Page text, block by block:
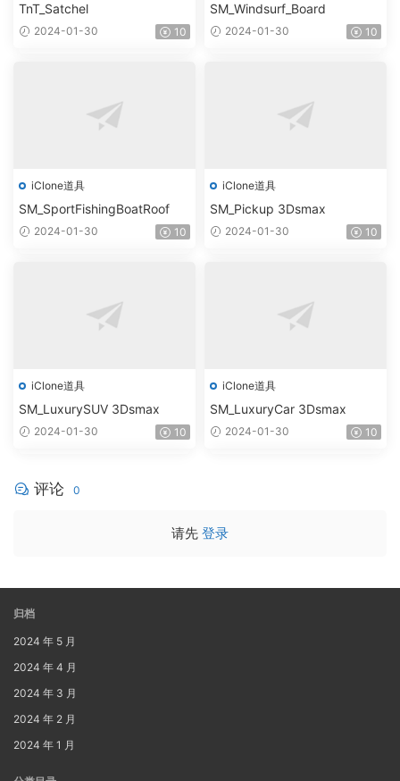
TnT_Satchel
2024-01-30 10
SM_Windsurf_Board
2024-01-30 10
iClone道具
SM_SportFishingBoatRoof
2024-01-30 10
iClone道具
SM_Pickup 3Dsmax
2024-01-30 10
iClone道具
SM_LuxurySUV 3Dsmax
2024-01-30 10
iClone道具
SM_LuxuryCar 3Dsmax
2024-01-30 10
评论 0
请先 登录
归档
2024 年 5 月
2024 年 4 月
2024 年 3 月
2024 年 2 月
2024 年 1 月